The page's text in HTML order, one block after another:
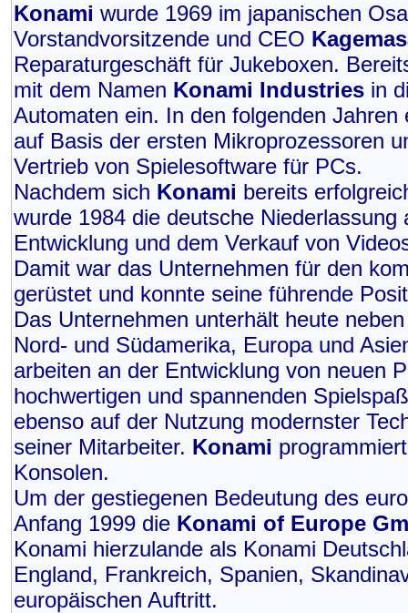
Konami wurde 1969 im japanischen
Vorstandvorsitzende und CEO
Reparaturgeschäft für Jukeboxen.
mit dem Namen Konami Industries in
Automaten ein. In den folgenden
auf Basis der ersten Mikroprozessoren
Vertrieb von Spielesoftware für PCs.
Nachdem sich Konami bereits
wurde 1984 die deutsche
Entwicklung und dem Verkauf von
Damit war das Unternehmen für den
gerüstet und konnte seine führende
Das Unternehmen unterhält heute
Nord- und Südamerika, Europa und
arbeiten an der Entwicklung von neuen
hochwertigen und spannenden
ebenso auf der Nutzung modernster
seiner Mitarbeiter. Konami
Konsolen.
Um der gestiegenen Bedeutung des
Anfang 1999 die Konami of Europe
Konami hierzulande als Konami
England, Frankreich, Spanien,
europäischen Auftritt.